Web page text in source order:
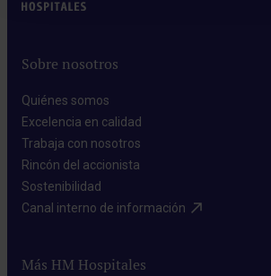
Sobre nosotros
Quiénes somos​
Excelencia en calidad​
Trabaja con nosotros​
Rincón del accionista​
Sostenibilidad​
Canal interno de información​
Más HM Hospitales